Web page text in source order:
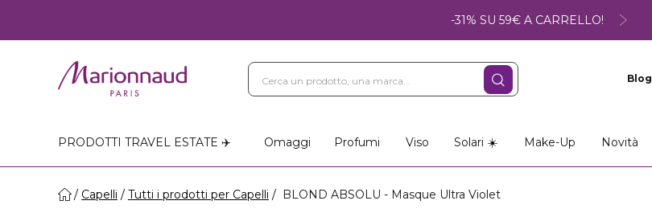
-31% SU 59€ A CARRELLO!
Blog
PRODOTTI TRAVEL ESTATE ✈️ Omaggi Profumi Viso Solari ☀️ Make-Up Novità
Capelli Tutti i prodotti per Capelli BLOND ABSOLU - Masque Ultra Violet